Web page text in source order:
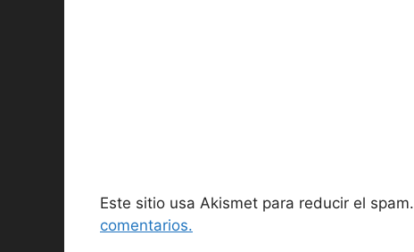
Este sitio usa Akismet para reducir el spam.
comentarios.